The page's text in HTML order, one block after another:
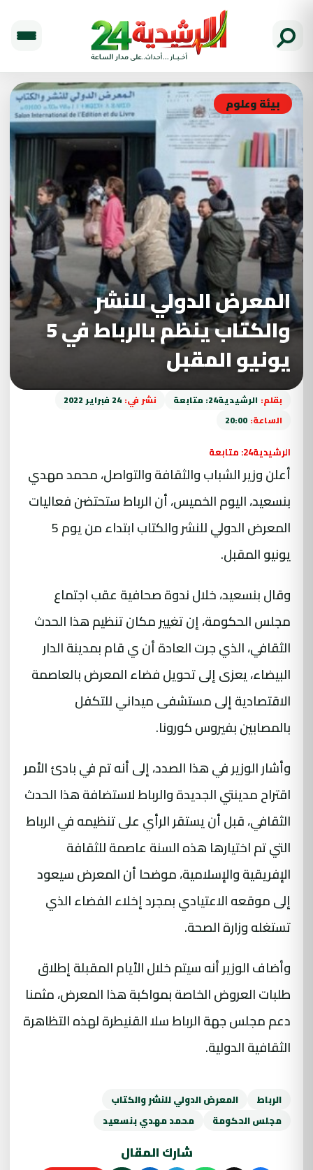
بيئة وعلوم
المعرض الدولي للنشر
والكتاب ينظم بالرباط في 5
يونيو المقبل
بقلم: الرشيدية24: متابعة نشر في: 24 فبراير 2022
الساعة: 20:00
الرشيدية24: متابعة
أعلن وزير الشباب والثقافة والتواصل، محمد مهدي
بنسعيد، اليوم الخميس، أن الرباط ستحتضن فعاليات
المعرض الدولي للنشر والكتاب ابتداء من يوم 5
يونيو المقبل.
وقال بنسعيد، خلال ندوة صحافية عقب اجتماع
مجلس الحكومة، إن تغيير مكان تنظيم هذا الحدث
الثقافي، الذي جرت العادة أن ي قام بمدينة الدار
البيضاء، يعزى إلى تحويل فضاء المعرض بالعاصمة
الاقتصادية إلى مستشفى ميداني للتكفل
بالمصابين بفيروس كورونا.
وأشار الوزير في هذا الصدد، إلى أنه تم في بادئ الأمر
اقتراح مدينتي الجديدة والرباط لاستضافة هذا الحدث
الثقافي، قبل أن يستقر الرأي على تنظيمه في الرباط
التي تم اختيارها هذه السنة عاصمة للثقافة
الإفريقية والإسلامية، موضحا أن المعرض سيعود
إلى موقعه الاعتيادي بمجرد إخلاء الفضاء الذي
تستغله وزارة الصحة.
وأضاف الوزير أنه سيتم خلال الأيام المقبلة إطلاق
طلبات العروض الخاصة بمواكبة هذا المعرض، مثمنا
دعم مجلس جهة الرباط سلا القنيطرة لهذه التظاهرة
الثقافية الدولية.
الرباط
المعرض الدولي للنشر والكتاب
مجلس الحكومة
محمد مهدي بنسعيد
شارك المقال